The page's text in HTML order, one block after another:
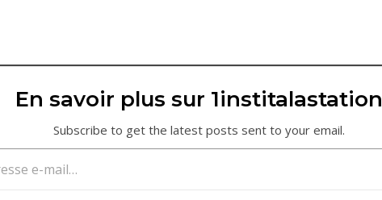
En savoir plus sur 1institalastation
Subscribe to get the latest posts sent to your email.
e-mail…